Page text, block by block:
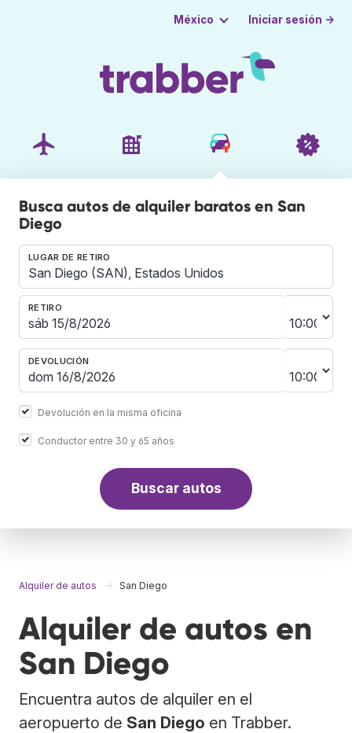
México Iniciar sesión →
Busca autos de alquiler baratos en San
Diego
LUGAR DE RETIRO
RETIRO
DEVOLUCIÓN
Devolución en la misma oficina
Conductor entre 30 y 65 años
Buscar autos
Alquiler de autos San Diego
Alquiler de autos en
San Diego
Encuentra autos de alquiler en el
aeropuerto de San Diego en Trabber.